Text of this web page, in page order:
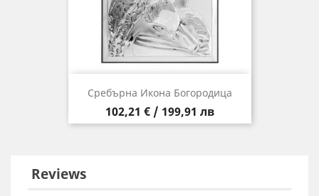
Сребърна Икона Богородица
Цена
102,21 € / 199,91 лв
Reviews